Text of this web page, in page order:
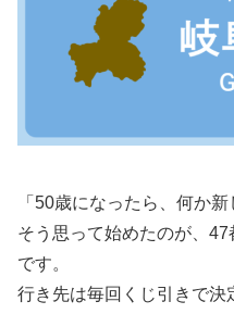
「50歳になったら、何か
そう思って始めたのが、
です。
行き先は毎回くじ引きで決